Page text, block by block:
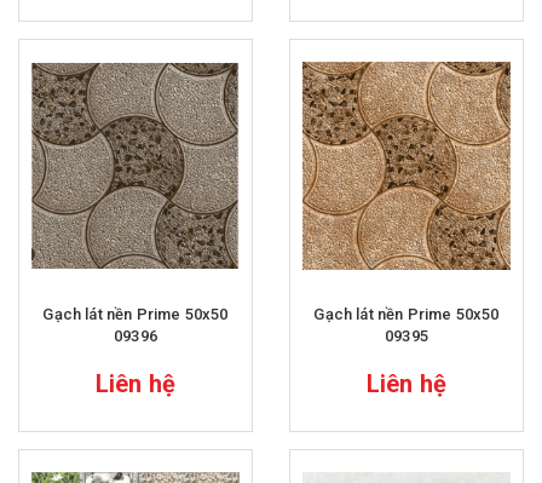
Gạch lát nền Prime 50x50
09396
Liên hệ
Gạch lát nền Prime 50x50
09395
Liên hệ